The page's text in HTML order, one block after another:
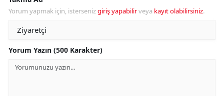
Yorum yapmak için, istersenizgiriş yapabilirveya kayıt olabilirsiniz.
Yorum Yazın (500 Karakter)